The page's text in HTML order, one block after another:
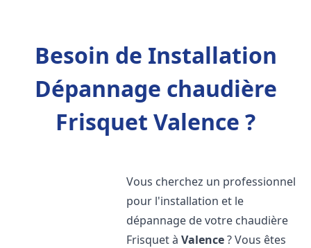
Besoin de Installation
Dépannage chaudière
Frisquet Valence ?
Vous cherchez un professionnel
pour l'installation et le
dépannage de votre chaudière
Frisquet àValence? Vous êtes